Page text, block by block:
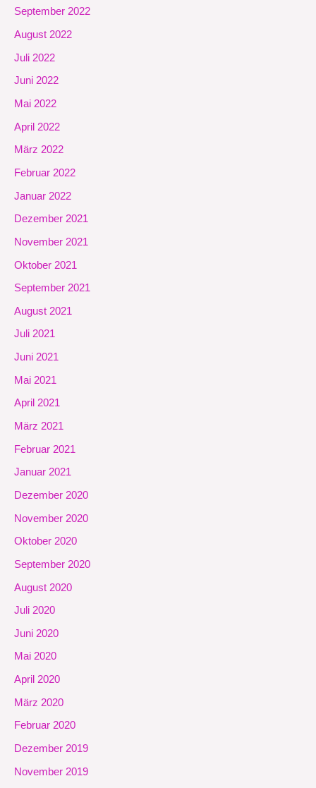
September 2022
August 2022
Juli 2022
Juni 2022
Mai 2022
April 2022
März 2022
Februar 2022
Januar 2022
Dezember 2021
November 2021
Oktober 2021
September 2021
August 2021
Juli 2021
Juni 2021
Mai 2021
April 2021
März 2021
Februar 2021
Januar 2021
Dezember 2020
November 2020
Oktober 2020
September 2020
August 2020
Juli 2020
Juni 2020
Mai 2020
April 2020
März 2020
Februar 2020
Dezember 2019
November 2019